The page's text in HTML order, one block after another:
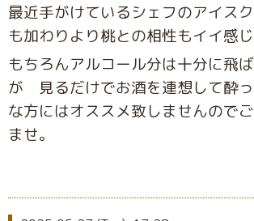
最近手がけているシェフのアイス
も加わりより桃との相性もイイ感じ
もちろんアルコール分は十分に飛
が 見るだけでお酒を連想して酔
な方にはオススメ致しませんので
ませ。